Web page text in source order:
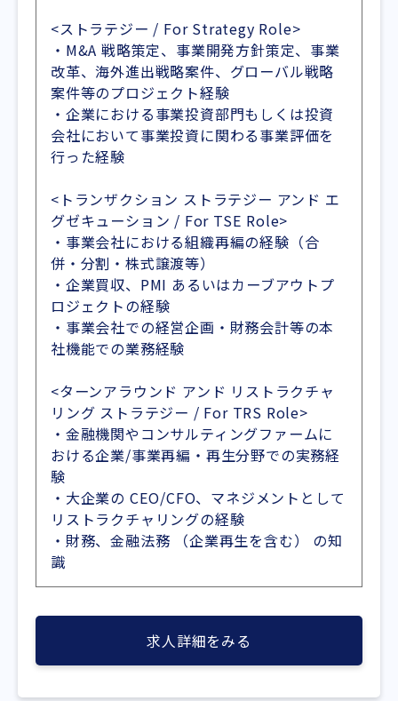
<ストラテジー / For Strategy Role>
・M&A 戦略策定、事業開発方針策定、事業
改革、海外進出戦略案件、グローバル戦略
案件等のプロジェクト経験
・企業における事業投資部門もしくは投資
会社において事業投資に関わる事業評価を
行った経験
<トランザクション ストラテジー アンド エ
グゼキューション / For TSE Role>
・事業会社における組織再編の経験（合
併・分割・株式譲渡等）
・企業買収、PMI あるいはカーブアウトプ
ロジェクトの経験
・事業会社での経営企画・財務会計等の本
社機能での業務経験
<ターンアラウンド アンド リストラクチャ
リング ストラテジー / For TRS Role>
・金融機関やコンサルティングファームに
おける企業/事業再編・再生分野での実務経
験
・大企業の CEO/CFO、マネジメントとして
リストラクチャリングの経験
・財務、金融法務 （企業再生を含む） の知
識
求人詳細をみる